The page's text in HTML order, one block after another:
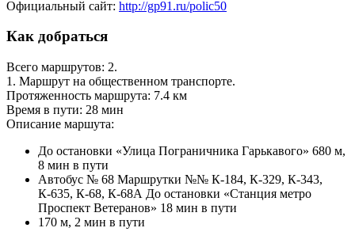
Официальный сайт: http://gp91.ru/polic50
Как добраться
Всего маршрутов: 2.
1. Маршрут на общественном транспорте.
Протяженность маршрута: 7.4 км
Время в пути: 28 мин
Описание маршута:
До остановки «Улица Пограничника Гарькавого» 680 м,
8 мин в пути
Автобус № 68 Маршрутки №№ К-184, К-329, К-343,
К-635, К-68, К-68А До остановки «Станция метро
Проспект Ветеранов» 18 мин в пути
170 м, 2 мин в пути